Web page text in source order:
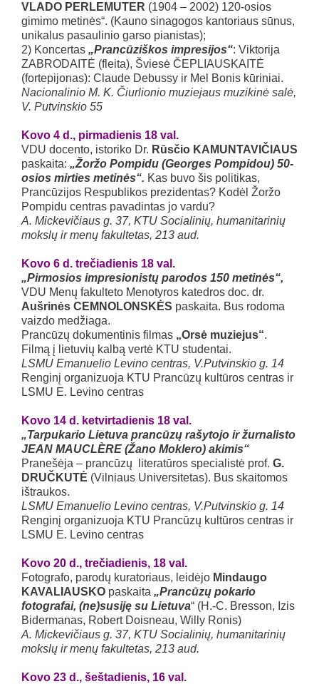
VLADO PERLEMUTER (1904 – 2002) 120-osios
gimimo metinės“. (Kauno sinagogos kantoriaus sūnus,
unikalus pasaulinio garso pianistas);
2) Koncertas „Prancūziškos impresijos“: Viktorija
ZABRODAITĖ (fleita), Šviesė ČEPLIAUSKAITĖ
(fortepijonas): Claude Debussy ir Mel Bonis kūriniai.
Nacionalinio M. K. Čiurlionio muziejaus muzikinė salė,
V. Putvinskio 55
Kovo 4 d., pirmadienis 18 val.
VDU docento, istoriko Dr. Rūsčio KAMUNTAVIČIAUS
paskaita: „Žoržo Pompidu (Georges Pompidou) 50-
osios mirties metinės“. Kas buvo šis politikas,
Prancūzijos Respublikos prezidentas? Kodėl Žoržo
Pompidu centras pavadintas jo vardu?
A. Mickevičiaus g. 37, KTU Socialinių, humanitarinių
mokslų ir menų fakultetas, 213 aud.
Kovo 6 d. trečiadienis 18 val.
„Pirmosios impresionistų parodos 150 metinės“,
VDU Menų fakulteto Menotyros katedros doc. dr.
Aušrinės CEMNOLONSKĖS paskaita. Bus rodoma
vaizdo medžiaga.
Prancūzų dokumentinis filmas „Orsė muziejus“.
Filmą į lietuvių kalbą vertė KTU studentai.
LSMU Emanuelio Levino centras, V.Putvinskio g. 14
Renginį organizuoja KTU Prancūzų kultūros centras ir
LSMU E. Levino centras
Kovo 14 d. ketvirtadienis 18 val.
„Tarpukario Lietuva prancūzų rašytojo ir žurnalisto
JEAN MAUCLÈRE (Žano Moklero) akimis“
Pranešėja – prancūzų literatūros specialistė prof. G.
DRUČKUTĖ (Vilniaus Universitetas). Bus skaitomos
ištraukos.
LSMU Emanuelio Levino centras, V.Putvinskio g. 14
Renginį organizuoja KTU Prancūzų kultūros centras ir
LSMU E. Levino centras
Kovo 20 d., trečiadienis, 18 val.
Fotografo, parodų kuratoriaus, leidėjo Mindaugo
KAVALIAUSKO paskaita „Prancūzų pokario
fotografai, (ne)susiję su Lietuva“ (H.-C. Bresson, Izis
Bidermanas, Robert Doisneau, Willy Ronis)
A. Mickevičiaus g. 37, KTU Socialinių, humanitarinių
mokslų ir menų fakultetas, 213 aud.
Kovo 23 d., šeštadienis, 16 val.